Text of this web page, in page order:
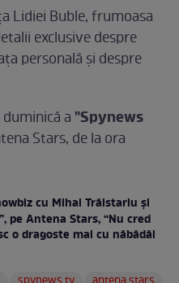
Lidiei Buble, frumoasa
exclusive despre
personală și despre
a "Spynews
Stars, de la ora
cu Mihai Trăistariu şi
pe Antena Stars, “Nu cred
o dragoste mai cu năbădăi